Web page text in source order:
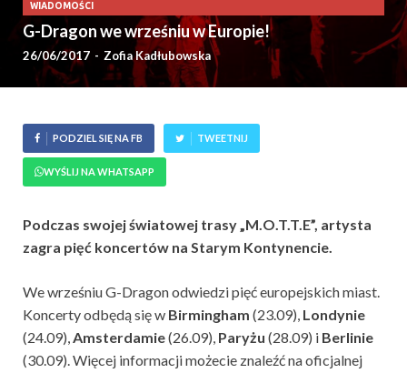
WIADOMOŚCI
G-Dragon we wrześniu w Europie!
26/06/2017 - Zofia Kadłubowska
PODZIEL SIĘ NA FB TWEETNIJ
WYŚLIJ NA WHATSAPP
Podczas swojej światowej trasy „M.O.T.T.E”, artysta
zagra pięć koncertów na Starym Kontynencie.
We wrześniu G-Dragon odwiedzi pięć europejskich miast.
Koncerty odbędą się w Birmingham (23.09), Londynie
(24.09),Amsterdamie(26.09), Paryżu (28.09) i Berlinie
(30.09). Więcej informacji możecie znaleźć na oficjalnej